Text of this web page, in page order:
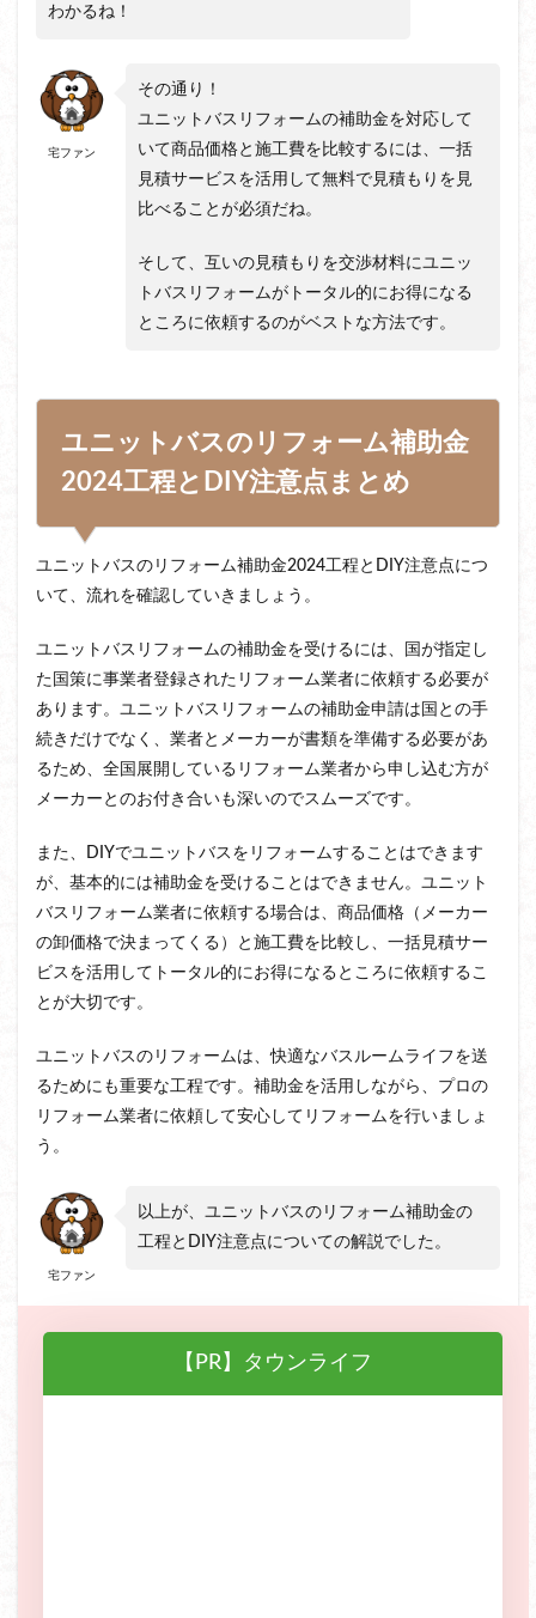
わかるね！
宅ファン
その通り！
ユニットバスリフォームの補助金を対応して
いて商品価格と施工費を比較するには、一括
見積サービスを活用して無料で見積もりを見
比べることが必須だね。
そして、互いの見積もりを交渉材料にユニッ
トバスリフォームがトータル的にお得になる
ところに依頼するのがベストな方法です。
ユニットバスのリフォーム補助金
2024工程とDIY注意点まとめ
ユニットバスのリフォーム補助金2024工程とDIY注意点につ
いて、流れを確認していきましょう。
ユニットバスリフォームの補助金を受けるには、国が指定し
た国策に事業者登録されたリフォーム業者に依頼する必要が
あります。ユニットバスリフォームの補助金申請は国との手
続きだけでなく、業者とメーカーが書類を準備する必要があ
るため、全国展開しているリフォーム業者から申し込む方が
メーカーとのお付き合いも深いのでスムーズです。
また、DIYでユニットバスをリフォームすることはできます
が、基本的には補助金を受けることはできません。ユニット
バスリフォーム業者に依頼する場合は、商品価格（メーカー
の卸価格で決まってくる）と施工費を比較し、一括見積サー
ビスを活用してトータル的にお得になるところに依頼するこ
とが大切です。
ユニットバスのリフォームは、快適なバスルームライフを送
るためにも重要な工程です。補助金を活用しながら、プロの
リフォーム業者に依頼して安心してリフォームを行いましょ
う。
宅ファン
以上が、ユニットバスのリフォーム補助金の
工程とDIY注意点についての解説でした。
【PR】タウンライフ